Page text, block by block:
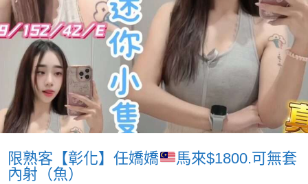
限熟客【彰化】任嬌嬌
馬來$1800.可無套
內射（魚）